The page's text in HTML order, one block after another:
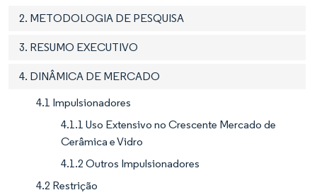
2. METODOLOGIA DE PESQUISA
3. RESUMO EXECUTIVO
4. DINÂMICA DE MERCADO
4.1 Impulsionadores
4.1.1 Uso Extensivo no Crescente Mercado de
Cerâmica e Vidro
4.1.2 Outros Impulsionadores
4.2 Restrição